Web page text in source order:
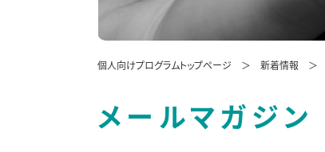
個人向けプログラムトップページ 新着情報
メールマガジン